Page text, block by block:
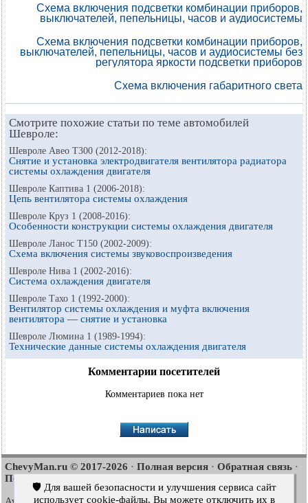
Схема включения подсветки комбинации приборов,
выключателей, пепельницы, часов и аудиосистемы
Схема включения подсветки комбинации приборов,
выключателей, пепельницы, часов и аудиосистемы без
регулятора яркости подсветки приборов
Схема включения габаритного света
Смотрите похожие статьи по теме автомобилей
Шевроле:
Шевроле Авео Т300 (2012-2018):
Снятие и установка электродвигателя вентилятора радиатора
системы охлаждения двигателя
Шевроле Каптива 1 (2006-2018):
Цепь вентилятора системы охлаждения
Шевроле Круз 1 (2008-2016):
Особенности конструкции системы охлаждения двигателя
Шевроле Ланос Т150 (2002-2009):
Схема включения системы звуковоспроизведения
Шевроле Нива 1 (2002-2016):
Система охлаждения двигателя
Шевроле Тахо 1 (1992-2000):
Вентилятор системы охлаждения и муфта включения
вентилятора — снятие и установка
Шевроле Люмина 1 (1989-1994):
Технические данные системы охлаждения двигателя
Комментарии посетителей
Комментариев пока нет
ChevyMan.ru © 2017-2026 · Полная версия · Обратная связь ·
Поиск по сайту
🛡️ Для вашей безопасности и улучшения сервиса сайт
использует cookie-файлы. Вы можете отключить их в